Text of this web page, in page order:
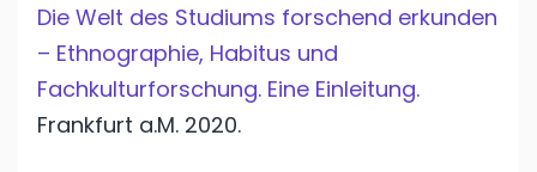
Die Welt des Studiums forschend erkunden
– Ethnographie, Habitus und
Fachkulturforschung. Eine Einleitung.
Frankfurt a.M. 2020.